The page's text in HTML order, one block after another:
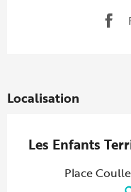
Localisation
Les Enfants
Place